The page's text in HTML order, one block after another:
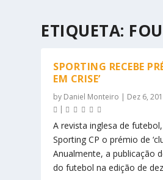
ETIQUETA:
SPORTING RECEBE
EM CRISE’
by Daniel Monteiro | Dez 6,
|
A revista inglesa de
Sporting CP o prémio de
Anualmente, a publicação
do futebol na edição de